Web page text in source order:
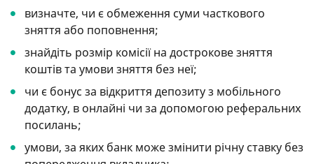
визначте, чи є обмеження суми часткового
зняття або поповнення;
знайдіть розмір комісії на дострокове зняття
коштів та умови зняття без неї;
чи є бонус за відкриття депозиту з мобільного
додатку, в онлайні чи за допомогою реферальних
посилань;
умови, за яких банк може змінити річну ставку без